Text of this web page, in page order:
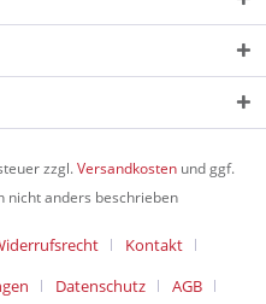
zzgl.Versandkosten und ggf.
nicht anders beschrieben
Kontakt
Datenschutz AGB